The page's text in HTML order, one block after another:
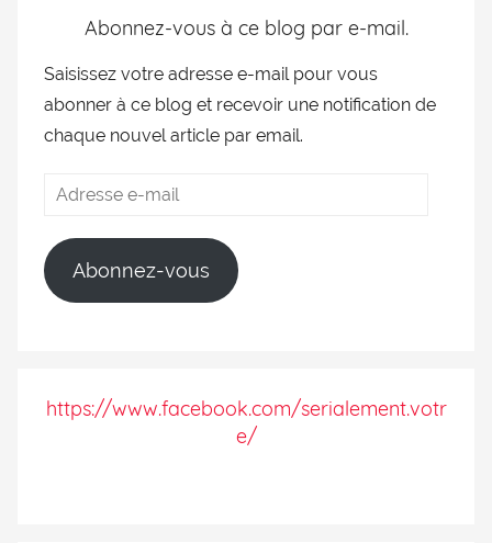
Abonnez-vous à ce blog par e-mail.
Saisissez votre adresse e-mail pour vous
abonner à ce blog et recevoir une notification de
chaque nouvel article par email.
Abonnez-vous
https://www.facebook.com/serialement.votr
e/